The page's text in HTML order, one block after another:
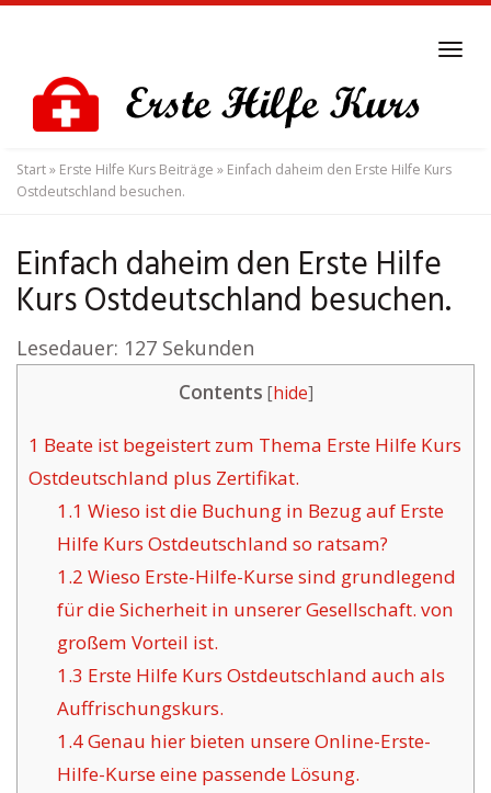
content
Start» Erste Hilfe Kurs Beiträge » Einfach daheim den Erste Hilfe Kurs
Ostdeutschland besuchen.
Einfach daheim den Erste Hilfe
Kurs Ostdeutschland besuchen.
Lesedauer: 127 Sekunden
Contents [hide]
1 Beate ist begeistert zum Thema Erste Hilfe Kurs
Ostdeutschland plus Zertifikat.
1.1 Wieso ist die Buchung in Bezug auf Erste
Hilfe Kurs Ostdeutschland so ratsam?
1.2 Wieso Erste-Hilfe-Kurse sind grundlegend
für die Sicherheit in unserer Gesellschaft. von
großem Vorteil ist.
1.3 Erste Hilfe Kurs Ostdeutschland auch als
Auffrischungskurs.
1.4Genau hier bieten unsere Online-Erste-
Hilfe-Kurse eine passende Lösung.